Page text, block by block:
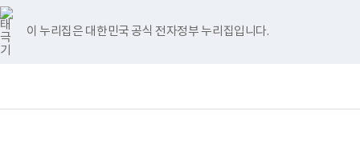
이 누리집은 대한민국 공식 전자정부 누리집입니다.
너
비
767px
이
하
검
메
홈
>
>
>
페
이
스
북
유
튜
브
인
스
타
그
램